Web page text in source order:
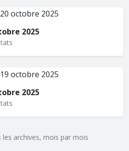
2025
2025
les archives, mois par mois